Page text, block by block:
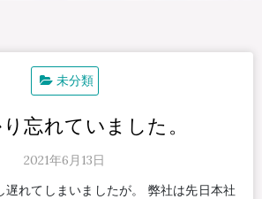
未分類
忘れていました。
2021年6月13日
遅れてしまいましたが。 弊社は先日本社